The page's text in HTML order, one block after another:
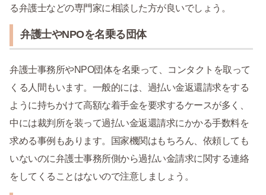
る弁護士などの専門家に相談した方が良いでしょう。
弁護士やNPOを名乗る団体
弁護士事務所やNPO団体を名乗って、コンタクトを取って
くる人間もいます。一般的には、過払い金返還請求をする
ように持ちかけて高額な着手金を要求するケースが多く、
中には裁判所を装って過払い金返還請求にかかる手数料を
求める事例もあります。国家機関はもちろん、依頼しても
いないのに弁護士事務所側から過払い金請求に関する連絡
をしてくることはないので注意しましょう。